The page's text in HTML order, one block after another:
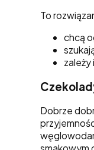
To
chcą
zależy
Dobrze